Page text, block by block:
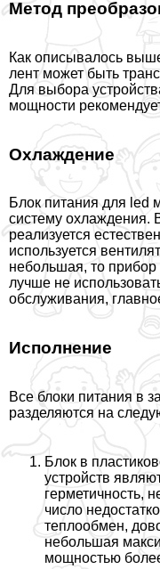
Метод
Как описывалось
лент может быть
Для выбора
мощности
Охлаждение
Блок питания для led
систему охлаждения.
реализуется
используется
небольшая, то
лучше не
обслуживания,
Исполнение
Все блоки питания в
разделяются на
Блок в
устройств
герметичность,
число
теплообмен,
небольшая
мощностью